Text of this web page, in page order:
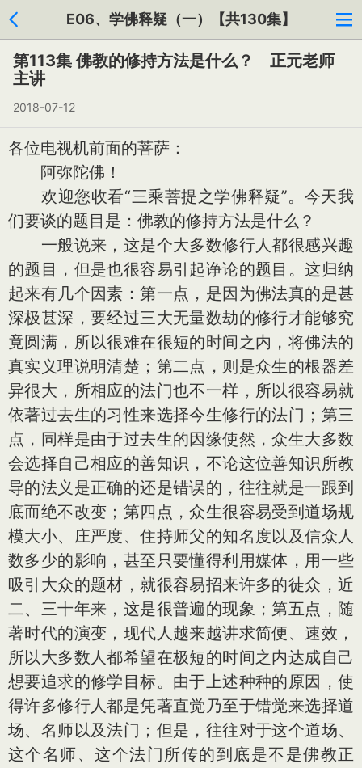
E06、学佛释疑（一）【共130集】
第113集 佛教的修持方法是什么？ 正元老师
主讲
2018-07-12
各位电视机前面的菩萨：
阿弥陀佛！
欢迎您收看“三乘菩提之学佛释疑”。今天我
们要谈的题目是：佛教的修持方法是什么？
一般说来，这是个大多数修行人都很感兴趣
的题目，但是也很容易引起诤论的题目。这归纳
起来有几个因素：第一点，是因为佛法真的是甚
深极甚深，要经过三大无量数劫的修行才能够究
竟圆满，所以很难在很短的时间之内，将佛法的
真实义理说明清楚；第二点，则是众生的根器差
异很大，所相应的法门也不一样，所以很容易就
依著过去生的习性来选择今生修行的法门；第三
点，同样是由于过去生的因缘使然，众生大多数
会选择自己相应的善知识，不论这位善知识所教
导的法义是正确的还是错误的，往往就是一跟到
底而绝不改变；第四点，众生很容易受到道场规
模大小、庄严度、住持师父的知名度以及信众人
数多少的影响，甚至只要懂得利用媒体，用一些
吸引大众的题材，就很容易招来许多的徒众，近
二、三十年来，这是很普遍的现象；第五点，随
著时代的演变，现代人越来越讲求简便、速效，
所以大多数人都希望在极短的时间之内达成自己
想要追求的修学目标。由于上述种种的原因，使
得许多修行人都是凭著直觉乃至于错觉来选择道
场、名师以及法门；但是，往往对于这个道场、
这个名师、这个法门所传的到底是不是佛教正